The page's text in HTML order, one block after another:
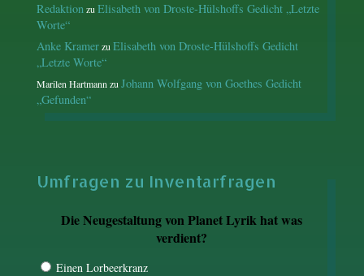
RedaktionzuElisabeth von Droste-Hülshoffs Gedicht „Letzte
Worte“
Anke KramerzuElisabeth von Droste-Hülshoffs Gedicht
„Letzte Worte“
Marilen HartmannzuJohann Wolfgang von Goethes Gedicht
„Gefunden“
Umfragen zu Inventarfragen
Die Neugestaltung von Planet Lyrik hat was
verdient?
Einen Lorbeerkranz